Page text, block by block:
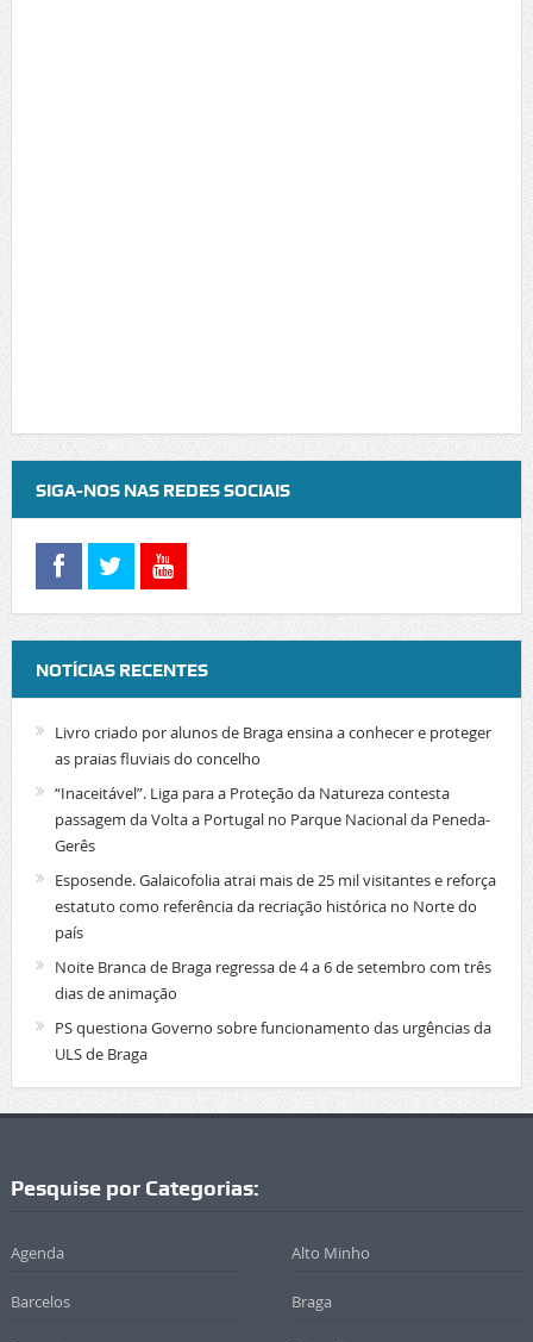
SIGA-NOS NAS REDES SOCIAIS
NOTÍCIAS RECENTES
Livro criado por alunos de Braga ensina a conhecer e proteger
as praias fluviais do concelho
“Inaceitável”. Liga para a Proteção da Natureza contesta
passagem da Volta a Portugal no Parque Nacional da Peneda-
Gerês
Esposende. Galaicofolia atrai mais de 25 mil visitantes e reforça
estatuto como referência da recriação histórica no Norte do
país
Noite Branca de Braga regressa de 4 a 6 de setembro com três
dias de animação
PS questiona Governo sobre funcionamento das urgências da
ULS de Braga
Pesquise por Categorias:
Agenda Alto Minho
Barcelos Braga